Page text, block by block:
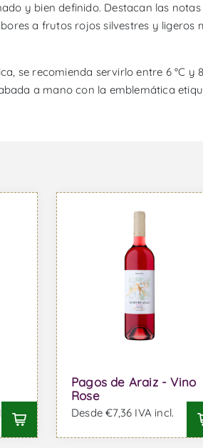
y bien definido. Destacan las
a frutos rojos silvestres y
se recomienda servirlo entre 6 °C
a mano con la emblemática
Pagos de Araiz - Vino
Rose
Desde €7,36 IVA incl.